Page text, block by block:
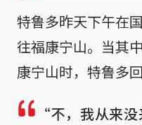
特鲁多昨天下午在
往福康宁山。当其
康宁山时，特鲁多回
“不，我从来